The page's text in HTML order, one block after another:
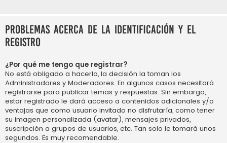
Problemas acerca de la identificación y el
registro
¿Por qué me tengo que registrar?
No está obligado a hacerlo, la decisión la toman los
Administradores y Moderadores. En algunos casos necesitará
registrarse para publicar temas y respuestas. Sin embargo,
estar registrado le dará acceso a contenidos adicionales y/o
ventajas que como usuario invitado no disfrutaría, como tener
su imagen personalizada (avatar), mensajes privados,
suscripción a grupos de usuarios, etc. Tan solo le tomará unos
segundos. Es muy recomendable.